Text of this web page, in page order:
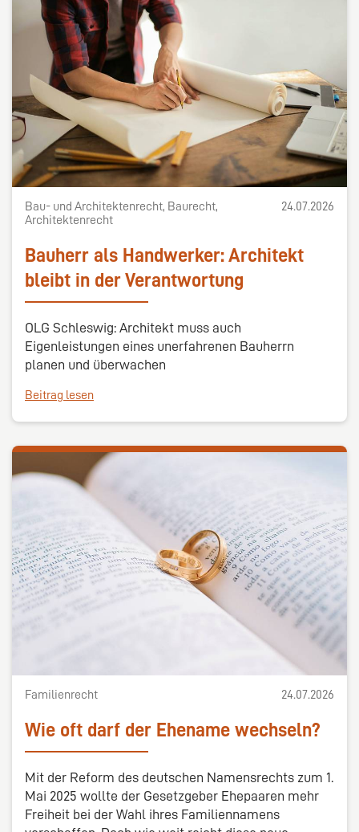
Bau- und Architektenrecht, Baurecht,
Architektenrecht
24.07.2026
Bauherr als Handwerker: Architekt
bleibt in der Verantwortung
OLG Schleswig: Architekt muss auch
Eigenleistungen eines unerfahrenen Bauherrn
planen und überwachen
Beitrag lesen
Familienrecht 24.07.2026
Wie oft darf der Ehename wechseln?
Mit der Reform des deutschen Namensrechts zum 1.
Mai 2025 wollte der Gesetzgeber Ehepaaren mehr
Freiheit bei der Wahl ihres Familiennamens